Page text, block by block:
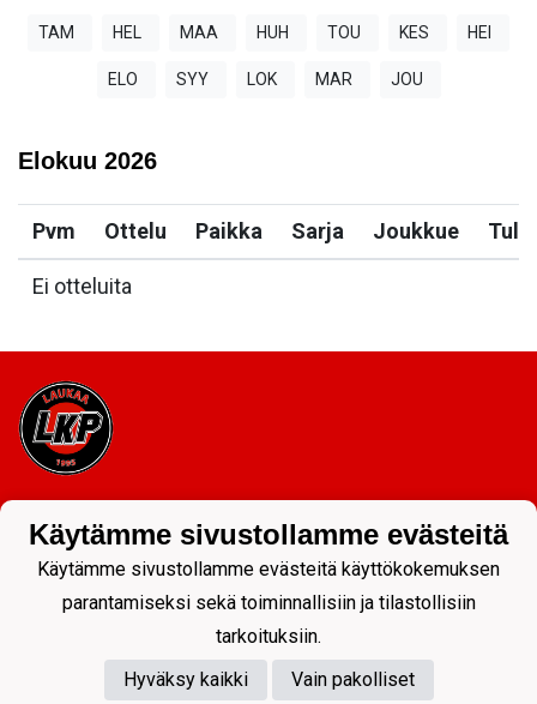
TAM HEL MAA HUH TOU KES HEI
ELO SYY LOK MAR JOU
Elokuu 2026
Pvm Ottelu Paikka Sarja Joukkue
Ei otteluita
Powered by
Käytämme sivustollamme evästeitä
Käytämme sivustollamme evästeitä käyttökokemuksen
parantamiseksi sekä toiminnallisiin ja tilastollisiin
tarkoituksiin.
Hyväksy kaikki
Vain pakolliset